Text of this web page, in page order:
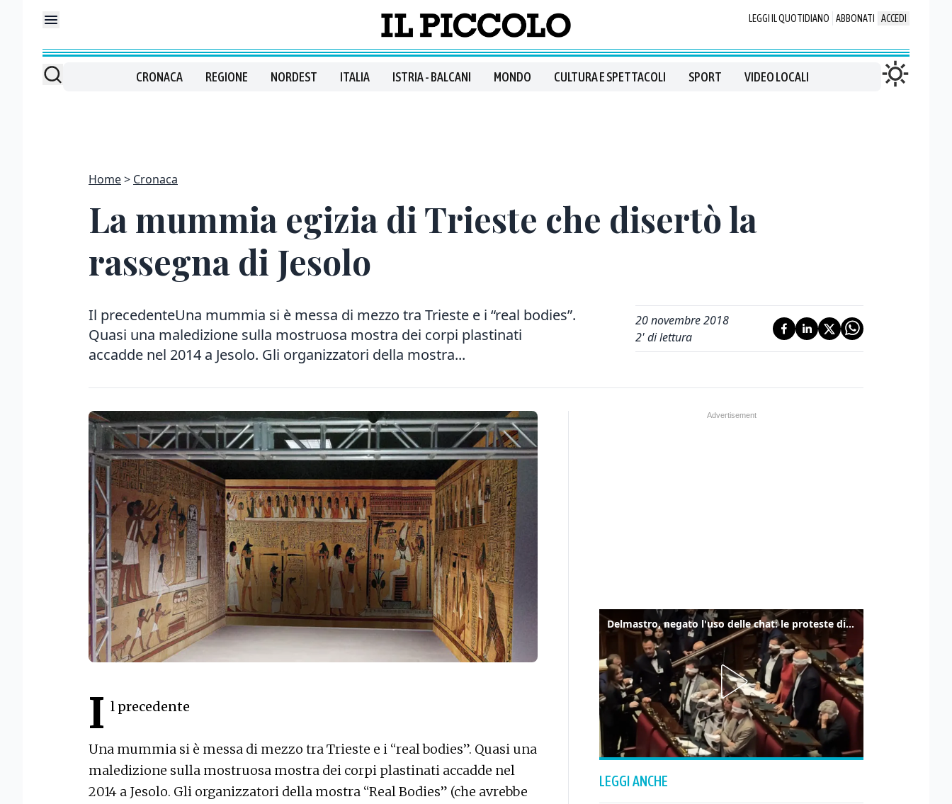
LEGGI IL QUOTIDIANO ABBONATI ACCEDI
CRONACA REGIONE NORDEST ITALIA ISTRIA - BALCANI MONDO CULTURA E SPETTACOLI SPORT VIDEO LOCALI
Home Cronaca
La mummia egizia di Trieste che disertò la
rassegna di Jesolo
Il precedenteUna mummia si è messa di mezzo tra Trieste e i “real bodies”.
Quasi una maledizione sulla mostruosa mostra dei corpi plastinati
accadde nel 2014 a Jesolo. Gli organizzatori della mostra...
20 novembre 2018
2' di lettura
I l precedente
Una mummia si è messa di mezzo tra Trieste e i “real bodies”. Quasi una
maledizione sulla mostruosa mostra dei corpi plastinati accadde nel
2014 a Jesolo. Gli organizzatori della mostra “Real Bodies” (che avrebbe
Delmastro, negato l'uso delle chat: le proteste di Avs e M5s
LEGGI ANCHE